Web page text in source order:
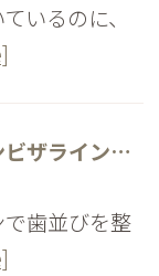
いるのに、
医療費控除でインビザライン（マウスピース矯正）の費用を節約！ 医療費控除の申請方法・必要な書類について
で歯並びを整